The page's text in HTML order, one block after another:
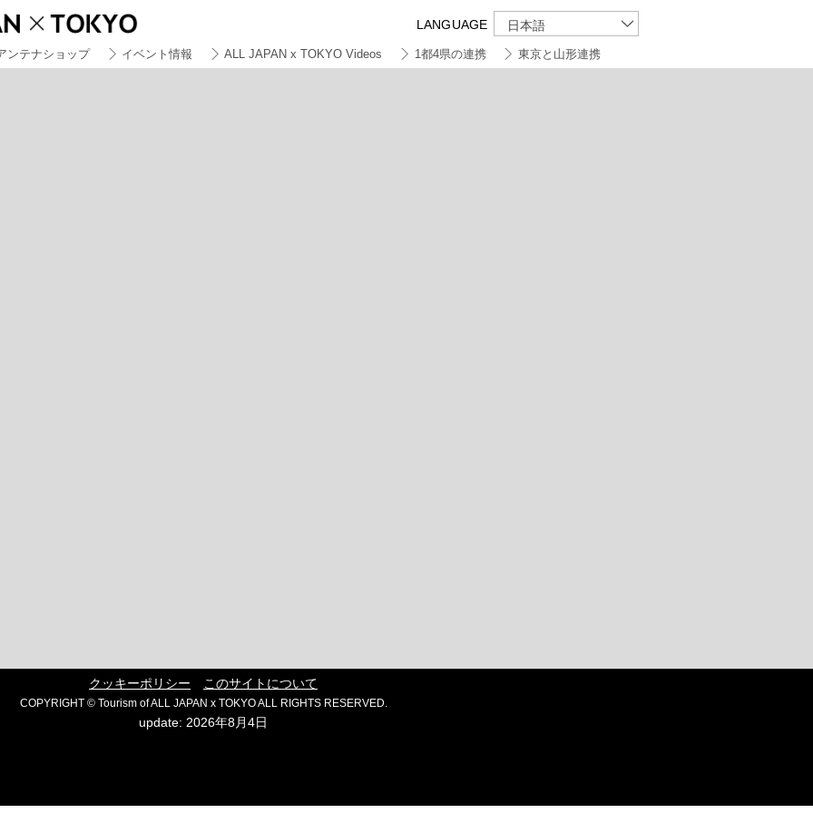
LANGUAGE 日本語
ンテナショップ イベント情報 ALL JAPAN x TOKYO Videos 1都4県の連携 東京と山形連携
クッキーポリシー このサイトについて
COPYRIGHT © Tourism of ALL JAPAN x TOKYO ALL RIGHTS RESERVED.
update: 2026年8月4日